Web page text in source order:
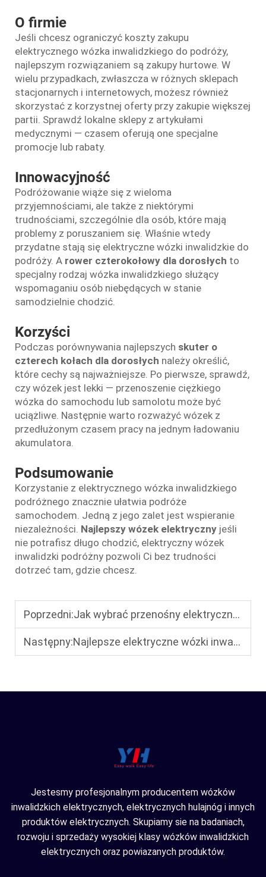
O firmie
Jeśli chcesz ograniczyć koszty zakupu
elektrycznego wózka inwalidzkiego do podróży,
najlepszym rozwiązaniem są zakupy hurtowe. W
wielu przypadkach, zwłaszcza w różnych sklepach
stacjonarnych i internetowych, możesz również
skorzystać z korzystnej oferty przy zakupie większej
partii. Sprawdź lokalne sklepy z artykułami
medycznymi — czasem oferują one specjalne
promocje lub rabaty.
Innowacyjność
Podróżowanie wiąże się z wieloma
przyjemnościami, ale także z niektórymi
trudnościami, szczególnie dla osób, które mają
problemy z poruszaniem się. Właśnie wtedy
przydatne stają się elektryczne wózki inwalidzkie do
podróży. A rower czterokołowy dla dorosłych to
specjalny rodzaj wózka inwalidzkiego służący
wspomaganiu osób niebędących w stanie
samodzielnie chodzić.
Korzyści
Podczas porównywania najlepszych skuter o
czterech kołach dla dorosłych należy określić,
które cechy są najważniejsze. Po pierwsze, sprawdź,
czy wózek jest lekki — przenoszenie ciężkiego
wózka do samochodu lub samolotu może być
uciążliwe. Następnie warto rozważyć wózek z
przedłużonym czasem pracy na jednym ładowaniu
akumulatora.
Podsumowanie
Korzystanie z elektrycznego wózka inwalidzkiego
podróżnego znacznie ułatwia podróże
samochodem. Jedną z jego zalet jest wspieranie
niezależności. Najlepszy wózek elektryczny jeśli
nie potrafisz długo chodzić, elektryczny wózek
inwalidzki podróżny pozwoli Ci bez trudności
dotrzeć tam, gdzie chcesz.
Poprzedni:Jak wybrać przenośny elektryczny wózek inwalidzki: kluczowe cechy, na które powinni zwrócić uwagę starsi użytkownicy
Następny:Najlepsze elektryczne wózki inwalidzkie do podróży lotniczych: kompaktowy design 2026
Jestesmy profesjonalnym producentem wózków
inwalidzkich elektrycznych, elektrycznych hulajnóg i innych
produktów elektrycznych. Skupiamy sie na badaniach,
rozwoju i sprzedaży wysokiej klasy wózków inwalidzkich
elektrycznych oraz powiazanych produktów.